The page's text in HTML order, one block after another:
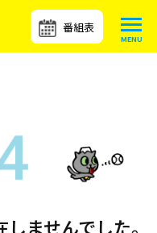
番組表
ませんでした。